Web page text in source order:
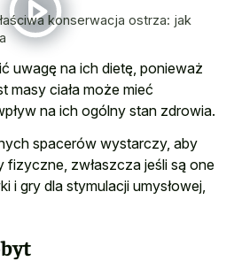
konserwacja ostrza: jak
uwagę na ich dietę, ponieważ
masy ciała może mieć
na ich ogólny stan zdrowia.
spacerów wystarczy, aby
zwłaszcza jeśli są one
i gry dla stymulacji umysłowej,